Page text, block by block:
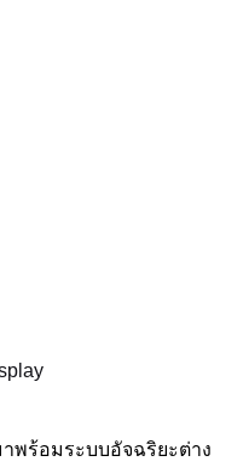
พร้อมระบบอัจฉริยะต่าง